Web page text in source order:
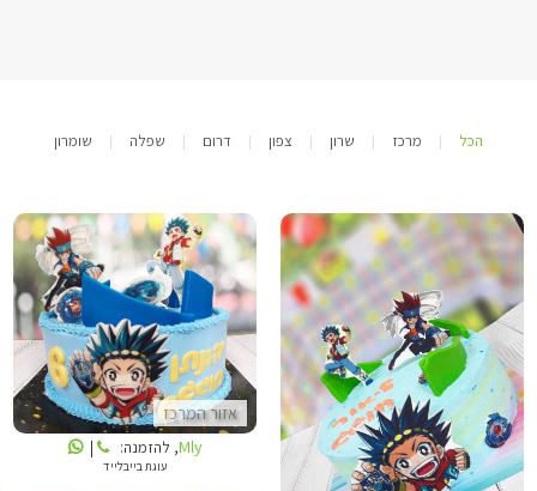
הכל | מרכז | שרון | צפון | דרום | שפלה | שומרון
אזור המרכז
MLY
Mly, להזמנה: |
עוגת בייבלייד
MLY